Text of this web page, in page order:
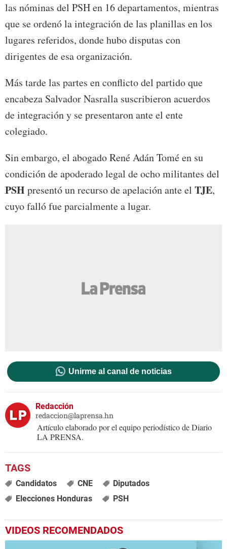
las nóminas del PSH en 16 departamentos, mientras
que se ordenó la integración de las planillas en los
lugares referidos, donde hubo disputas con
dirigentes de esa organización.
Más tarde las partes en conflicto del partido que
encabeza Salvador Nasralla suscribieron acuerdos
de integración y se presentaron ante el ente
colegiado.
Sin embargo, el abogado René Adán Tomé en su
condición de apoderado legal de ocho militantes del
PSH presentó un recurso de apelación ante el TJE,
cuyo falló fue parcialmente a lugar.
Unirme al canal de noticias
Redacción
redaccion@laprensa.hn
Artículo elaborado por el equipo periodístico de Diario
LA PRENSA.
Candidatos CNE
Diputados
Elecciones Honduras
PSH
VIDEOS RECOMENDADOS